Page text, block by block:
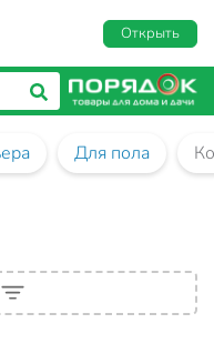
Открыть
Для пола